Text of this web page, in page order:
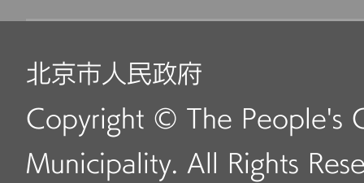
北京市人民政府
Copyright © The People's
Municipality. All Rights